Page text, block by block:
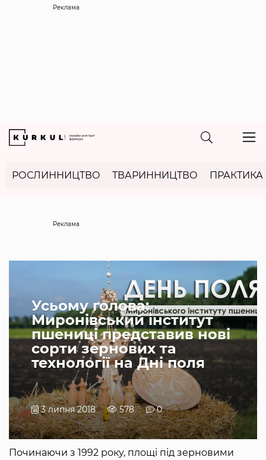
Реклама
РОСЛИННИЦТВО ТВАРИННИЦТВО ПРАКТИКА
Усьому голова:
Миронівський інститут
пшениці представив нові
сорти зернових та
технології на Дні поля
3 липня 2018 578 0
Починаючи з 1992 року, площі під зерновими
Реклама